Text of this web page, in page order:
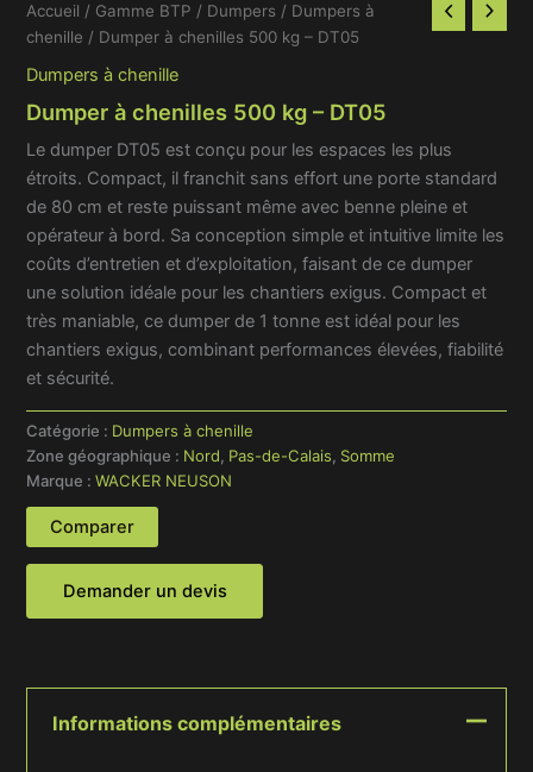
Accueil / Gamme BTP / Dumpers / Dumpers à
chenille / Dumper à chenilles 500 kg – DT05
Dumpers à chenille
Dumper à chenilles 500 kg – DT05
Le dumper DT05 est conçu pour les espaces les plus
étroits. Compact, il franchit sans effort une porte standard
de 80 cm et reste puissant même avec benne pleine et
opérateur à bord. Sa conception simple et intuitive limite les
coûts d’entretien et d’exploitation, faisant de ce dumper
une solution idéale pour les chantiers exigus. Compact et
très maniable, ce dumper de 1 tonne est idéal pour les
chantiers exigus, combinant performances élevées, fiabilité
et sécurité.
Catégorie : Dumpers à chenille
Zone géographique : Nord, Pas-de-Calais, Somme
Marque :WACKER NEUSON
Comparer
Demander un devis
Informations complémentaires